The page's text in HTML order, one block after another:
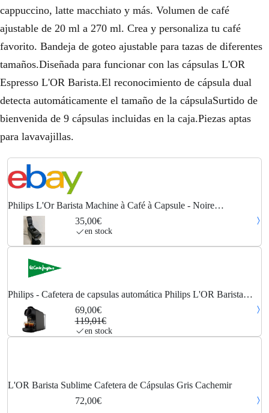
cappuccino, latte macchiato y más. Volumen de café
ajustable de 20 ml a 270 ml. Crea y personaliza tu café
favorito. Bandeja de goteo ajustable para tazas de diferentes
tamaños.Diseñada para funcionar con las cápsulas L'OR
Espresso L'OR Barista.El reconocimiento de cápsula dual
detecta automáticamente el tamaño de la cápsulaSurtido de
bienvenida de 9 cápsulas incluidas en la caja.Piezas aptas
para lavavajillas.
Philips L'Or Barista Machine à Café à Capsule - Noire
(LM9012/20)
35,00€
en stock
Philips - Cafetera de capsulas automática Philips L'OR Barista
Sublime LM9012/20 para cápsulas L'OR.
69,00€
119,01€
en stock
L'OR Barista Sublime Cafetera de Cápsulas Gris Cachemir
72,00€